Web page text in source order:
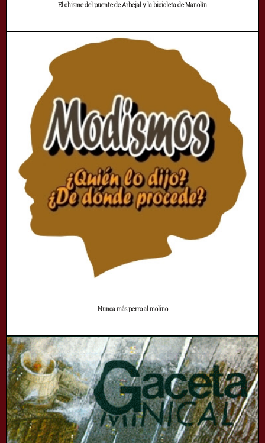
El chisme del puente de Arbejal y la bicicleta de Manolín
Nunca más perro al molino